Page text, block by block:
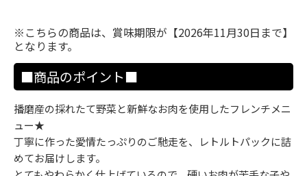
※こちらの商品は、賞味期限が【2026年11月30日まで】
となります。
■商品のポイント■
播磨産の採れたて野菜と新鮮なお肉を使用したフレンチメニ
ュー★
丁寧に作った愛情たっぷりのご馳走を、レトルトパックに詰
めてお届けします。